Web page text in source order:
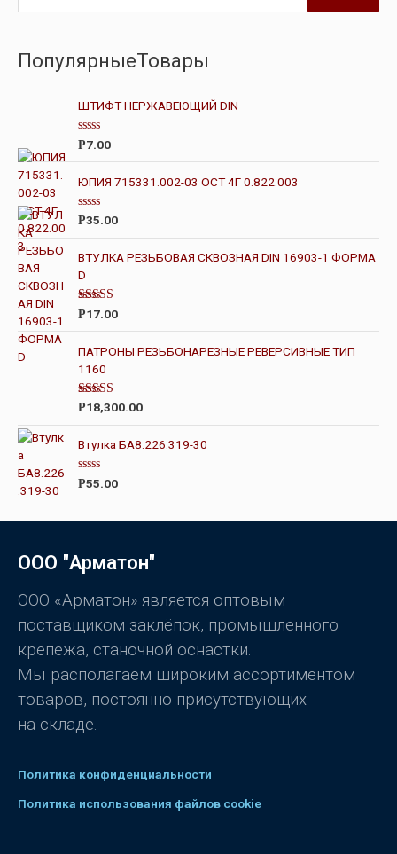
ПопулярныеТовары
ШТИФТ НЕРЖАВЕЮЩИЙ DIN
О
е
н
к
а
и
з
Р7.00
ЮПИЯ 715331.002-03 ОСТ 4Г 0.822.003
О
е
н
к
а
0
и
з
5
Р35.00
ВТУЛКА РЕЗЬБОВАЯ СКВОЗНАЯ DIN 16903-1 ФОРМА
D
Оценка
Р17.00
ПАТРОНЫ РЕЗЬБОНАРЕЗНЫЕ РЕВЕРСИВНЫЕ ТИП
1160
Оценка
4.00из 5
Р18,300.00
Втулка БА8.226.319-30
О
и
з
Р55.00
ООО "Арматон"
ООО «Арматон» является оптовым
поставщиком заклёпок, промышленного
крепежа, станочной оснастки.
Мы располагаем широким ассортиментом
товаров, постоянно присутствующих
на складе.
Политика конфиденциальности
Политика использования файлов cookie